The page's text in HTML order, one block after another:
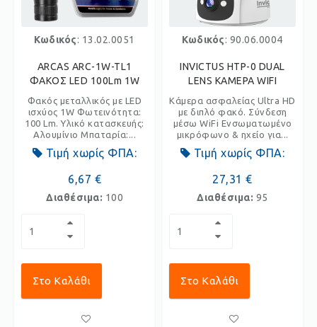
Κωδικός: 13.02.0051
ARCAS ARC-1W-TL1
ΦΑΚΟΣ LED 100Lm 1W
Φακός μεταλλικός με LED
ισχύος 1W Φωτεινότητα:
100 Lm. Υλικό κατασκευής:
Αλουμίνιο Μπαταρία:...
Τιμή χωρίς ΦΠΑ:
6,67 €
Διαθέσιμα: 100
Στο Καλάθι
Κωδικός: 90.06.0004
INVICTUS HTP-0 DUAL
LENS ΚΑΜΕΡΑ WIFI
Kάμερα ασφαλείας Ultra HD
με διπλό φακό. Σύνδεση
μέσω WiFi Ενσωματωμένο
μικρόφωνο & ηχείο για...
Τιμή χωρίς ΦΠΑ:
27,31 €
Διαθέσιμα: 95
Στο Καλάθι